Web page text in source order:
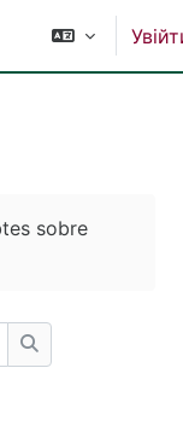
sobre
Пошук на